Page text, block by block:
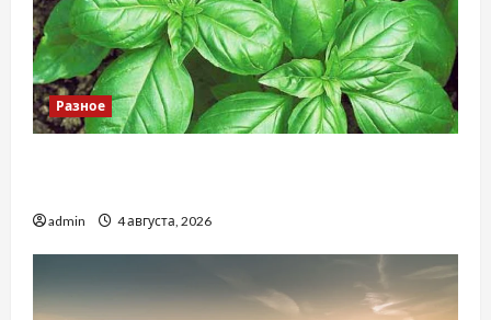
Разное
admin 4 августа, 2026